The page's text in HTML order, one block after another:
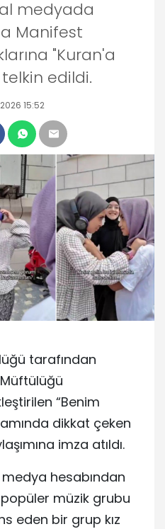
medyada
Manifest
"Kuran'a
edildi.
15:52
tarafından
“Benim
dikkat çeken
imza atıldı.
hesabından
müzik grubu
eden bir grup kız